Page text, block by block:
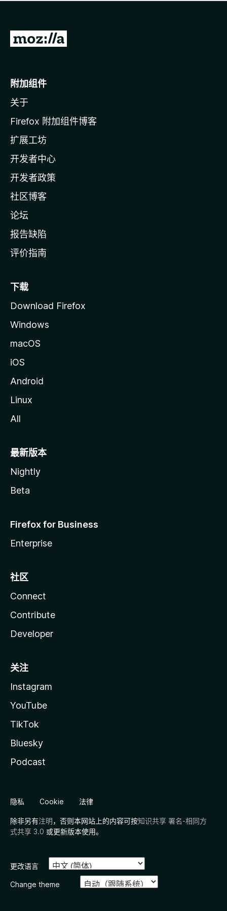
无
转
o
i
l
a
主
页
附加组件
关于
Firefox 附加组件博客
扩展工坊
开发者中心
开发者政策
社区博客
论坛
报告缺陷
评价指南
下载
Download Firefox
Windows
macOS
iOS
Android
Linux
All
最新版本
Nightly
Beta
Firefox for Business
Enterprise
社区
Connect
Contribute
Developer
关注
Instagram
YouTube
TikTok
Bluesky
Podcast
隐私 Cookie 法律
除非另有注明，否则本网站上的内容可按知识共享 署名-相同方
式共享 3.0 或更新版本使用。
更改语言
Change theme